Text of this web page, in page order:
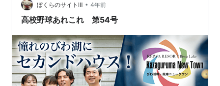
ぼくらのサイトⅢ • 4年前
高校野球あれこれ 第54号